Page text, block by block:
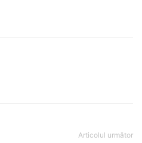
Articolul următor